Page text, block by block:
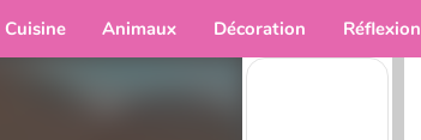
Cuisine Animaux Décoration Réflexion